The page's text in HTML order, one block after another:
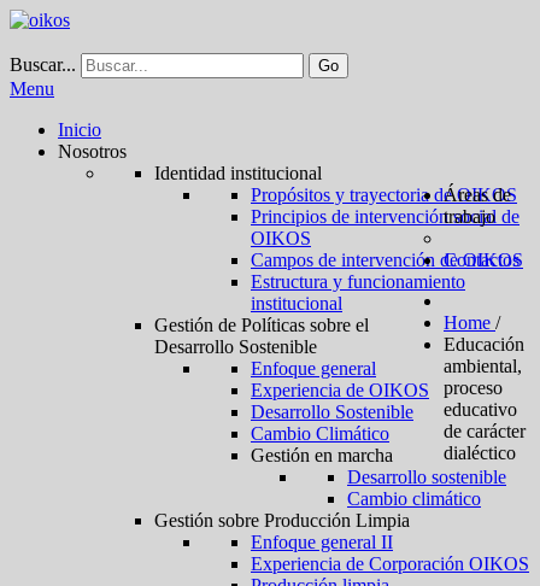
Buscar... Go
Menu
Inicio
Nosotros
Identidad institucional
Propósitos y trayectoria de OIKOS
Principios de intervención social de
OIKOS
Campos de intervención de OIKOS
Estructura y funcionamiento
institucional
Áreas de
trabajo
Gestión de Políticas sobre el
Desarrollo Sostenible
Enfoque general
Experiencia de OIKOS
Desarrollo Sostenible
Cambio Climático
Gestión en marcha
Desarrollo sostenible
Cambio climático
Gestión sobre Producción Limpia
Enfoque general II
Experiencia de Corporación OIKOS
Contactos
Home /
Educación
ambiental,
proceso
educativo
de carácter
dialéctico